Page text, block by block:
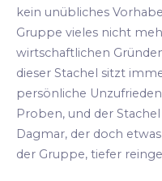
kein unübliches
Gruppe vieles nicht
wirtschaftlichen
dieser Stachel sitzt
persönliche
Proben, und der
Dagmar, der doch
der Gruppe, tiefer